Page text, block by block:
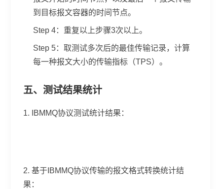
到目标报文容器的时间节点。
Step 4：重复以上步骤3次以上。
Step 5：取测试多次后的最佳传输记录，计算
每一种报文大小的传输指标（TPS）。
五、测试结果统计
1. IBMMQ协议测试统计结果：
2. 基于IBMMQ协议传输的报文格式转换统计结
果：